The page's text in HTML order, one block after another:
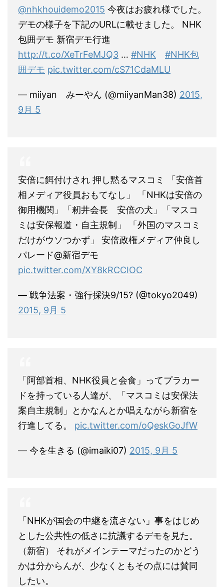
@nhkhouidemo2015 今夜はお疲れ様でした。
デモの様子を下記のURLに載せました。 NHK
包囲デモ 新宿デモ行進
http://t.co/XeTrFeMJQ3 … #NHK
#NHK包
囲デモ pic.twitter.com/cS71CdaMLU
— miiyan みーやん (@miiyanMan38) 2015,
9月 5
安倍に餌付けされ 押し黙るマスコミ 「安倍首
相メディア役員おもてなし」 「NHKは安倍の
御用機関」「籾井会長 安倍の犬」「マスコ
ミは安保報道・自主規制」 「外国のマスコミ
だけがウソつかず」 安倍政権メディア仲良し
パレード@新宿デモ
pic.twitter.com/XY8kRCCIOC
— 戦争法案・強行採決9/15? (@tokyo2049)
2015, 9月 5
「阿部首相、NHK役員と会食」ってプラカー
ドを持っている人達が、「マスコミは安保法
案自主規制」とかなんとか唱えながら新宿を
行進してる。 pic.twitter.com/oQeskGoJfW
— 今を生きる (@imaiki07) 2015, 9月 5
「NHKが国会の中継を流さない」事をはじめ
とした公共性の低さに抗議するデモを見た。
（新宿） それがメインテーマだったのかどう
かは分からんが、少なくともその点には賛同
したい。